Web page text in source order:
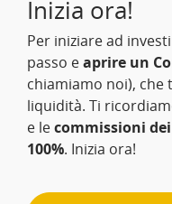
Inizia ora!
Per iniziare ad
passo eaprire un
chiamiamo noi),
liquidità. Ti
e lecommissioni
100%. Inizia ora!